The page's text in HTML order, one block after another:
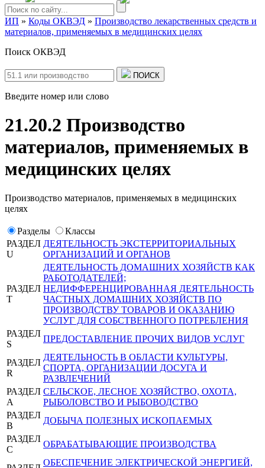
ИП » Коды ОКВЭД » Производство лекарственных средств и
материалов, применяемых в медицинских целях
Поиск ОКВЭД
ПОИСК
Введите номер или слово
21.20.2 Производство
материалов, применяемых в
медицинских целях
Производство материалов, применяемых в медицинских
целях
Разделы
Классы
РАЗДЕЛ
U
ДЕЯТЕЛЬНОСТЬ ЭКСТЕРРИТОРИАЛЬНЫХ
ОРГАНИЗАЦИЙ И ОРГАНОВ
РАЗДЕЛ
T
ДЕЯТЕЛЬНОСТЬ ДОМАШНИХ ХОЗЯЙСТВ КАК
РАБОТОДАТЕЛЕЙ;
НЕДИФФЕРЕНЦИРОВАННАЯ ДЕЯТЕЛЬНОСТЬ
ЧАСТНЫХ ДОМАШНИХ ХОЗЯЙСТВ ПО
ПРОИЗВОДСТВУ ТОВАРОВ И ОКАЗАНИЮ
УСЛУГ ДЛЯ СОБСТВЕННОГО ПОТРЕБЛЕНИЯ
РАЗДЕЛ
S
ПРЕДОСТАВЛЕНИЕ ПРОЧИХ ВИДОВ УСЛУГ
РАЗДЕЛ
R
ДЕЯТЕЛЬНОСТЬ В ОБЛАСТИ КУЛЬТУРЫ,
СПОРТА, ОРГАНИЗАЦИИ ДОСУГА И
РАЗВЛЕЧЕНИЙ
РАЗДЕЛ
A
СЕЛЬСКОЕ, ЛЕСНОЕ ХОЗЯЙСТВО, ОХОТА,
РЫБОЛОВСТВО И РЫБОВОДСТВО
РАЗДЕЛ
B
ДОБЫЧА ПОЛЕЗНЫХ ИСКОПАЕМЫХ
РАЗДЕЛ
C
ОБРАБАТЫВАЮЩИЕ ПРОИЗВОДСТВА
ОБЕСПЕЧЕНИЕ ЭЛЕКТРИЧЕСКОЙ ЭНЕРГИЕЙ,